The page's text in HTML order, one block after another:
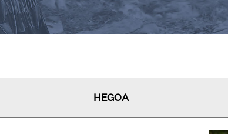
HEGOA